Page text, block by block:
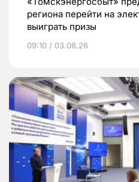
региона перейти на
выиграть призы
09:10 / 03.08.26